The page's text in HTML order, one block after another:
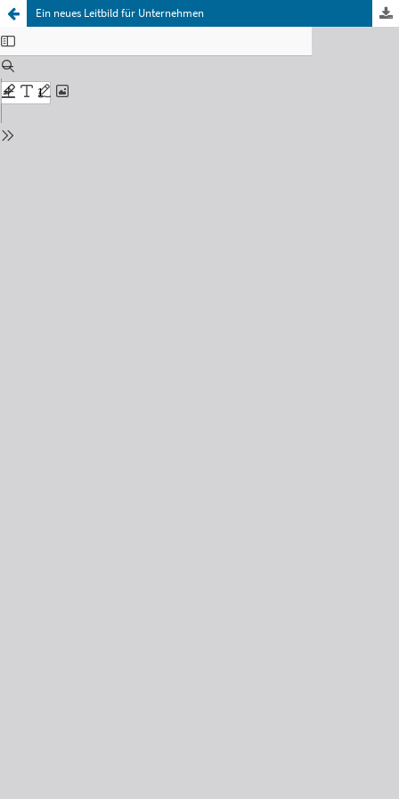
Ein neues Leitbild für Unternehmen